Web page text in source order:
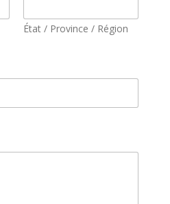
État / Province / Région